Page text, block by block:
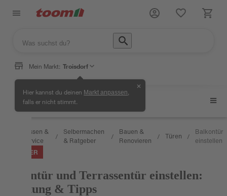
Mein Markt: Troisdorf
Hier kannst du deinen Markt anpassen
falls er nicht stimmt.
✕
Türen
Wissen &
Service
/
Selbermachen
& Ratgeber
/
Bauen &
Renovieren
/ Türen /
Balkontür
einstellen
RATGEBER
Balkontür und Terrassentür einstellen:
Anleitung & Tipps